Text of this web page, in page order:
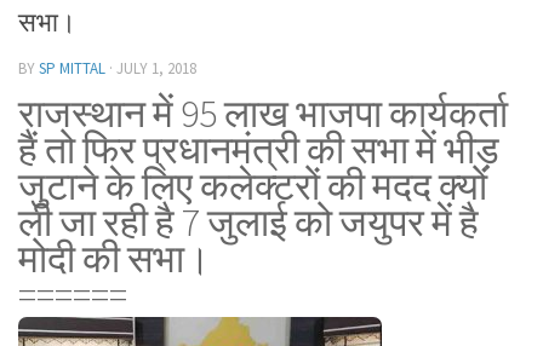
सभा।
BYSP MITTAL · JULY 1, 2018
राजस्थान में 95 लाख भाजपा कार्यकर्ता
हैं तो फिर प्रधानमंत्री की सभा में भीड़
जुटाने के लिए कलेक्टरों की मदद क्यों
ली जा रही है 7 जुलाई को जयुपर में है
मोदी की सभा।
======